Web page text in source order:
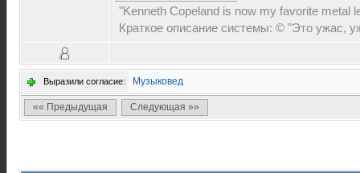
"Kenneth Copeland is now my favorite metal
Краткое описание системы: © "Это ужас,
Выразили согласие: Музыковед
«« Предыдущая Следующая »»